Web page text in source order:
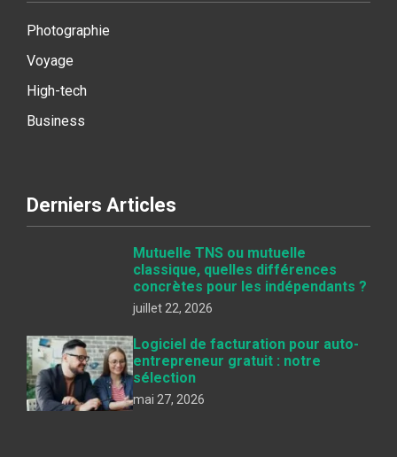
Photographie
Voyage
High-tech
Business
Derniers Articles
Mutuelle TNS ou mutuelle
classique, quelles différences
concrètes pour les indépendants ?
juillet 22, 2026
Logiciel de facturation pour auto-
entrepreneur gratuit : notre
sélection
mai 27, 2026